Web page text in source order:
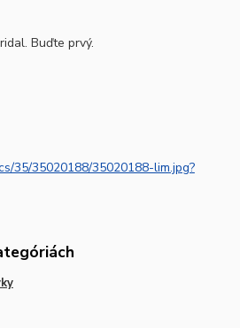
Buďte prvý.
35/35020188/35020188-lim.jpg?